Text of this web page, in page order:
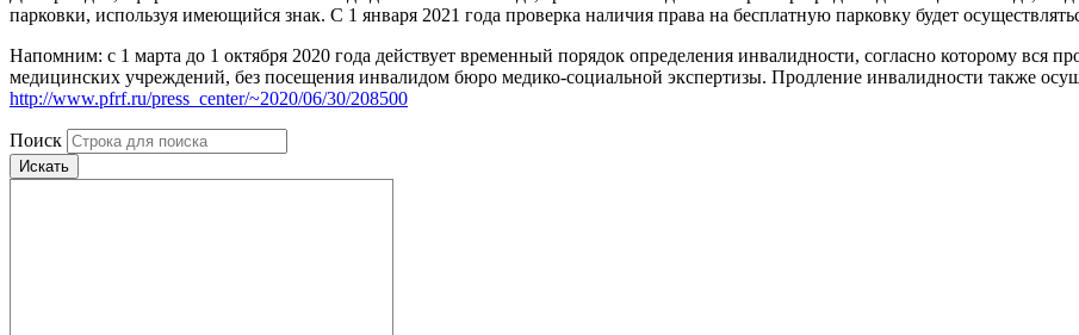
парковки, используя имеющийся знак. С 1 января 2021 года проверка наличия права на бесплатную парковку будет
Напомним: с 1 марта до 1 октября 2020 года действует временный порядок определения инвалидности, согласно которому вся
медицинских учреждений, без посещения инвалидом бюро медико-социальной экспертизы. Продление инвалидности также
http://www.pfrf.ru/press_center/~2020/06/30/208500
Поиск
Искать